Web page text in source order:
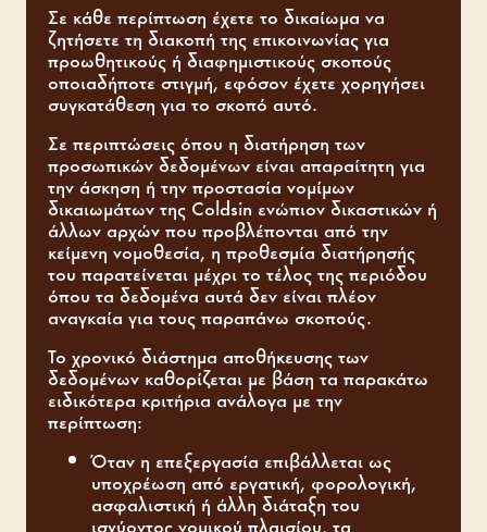
Σε κάθε περίπτωση έχετε το δικαίωμα να
ζητήσετε τη διακοπή της επικοινωνίας για
προωθητικούς ή διαφημιστικούς σκοπούς
οποιαδήποτε στιγμή, εφόσον έχετε χορηγήσει
συγκατάθεση για το σκοπό αυτό.
Σε περιπτώσεις όπου η διατήρηση των
προσωπικών δεδομένων είναι απαραίτητη για
την άσκηση ή την προστασία νομίμων
δικαιωμάτων της Coldsin ενώπιον δικαστικών ή
άλλων αρχών που προβλέπονται από την
κείμενη νομοθεσία, η προθεσμία διατήρησής
του παρατείνεται μέχρι το τέλος της περιόδου
όπου τα δεδομένα αυτά δεν είναι πλέον
αναγκαία για τους παραπάνω σκοπούς.
Το χρονικό διάστημα αποθήκευσης των
δεδομένων καθορίζεται με βάση τα παρακάτω
ειδικότερα κριτήρια ανάλογα με την
περίπτωση:
Όταν η επεξεργασία επιβάλλεται ως
υποχρέωση από εργατική, φορολογική,
ασφαλιστική ή άλλη διάταξη του
ισχύοντος νομικού πλαισίου, τα